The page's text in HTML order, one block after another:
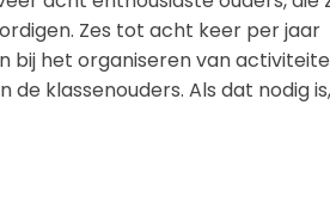
Zes tot acht keer per jaar
bij het organiseren van
klassenouders. Als dat nodig is,